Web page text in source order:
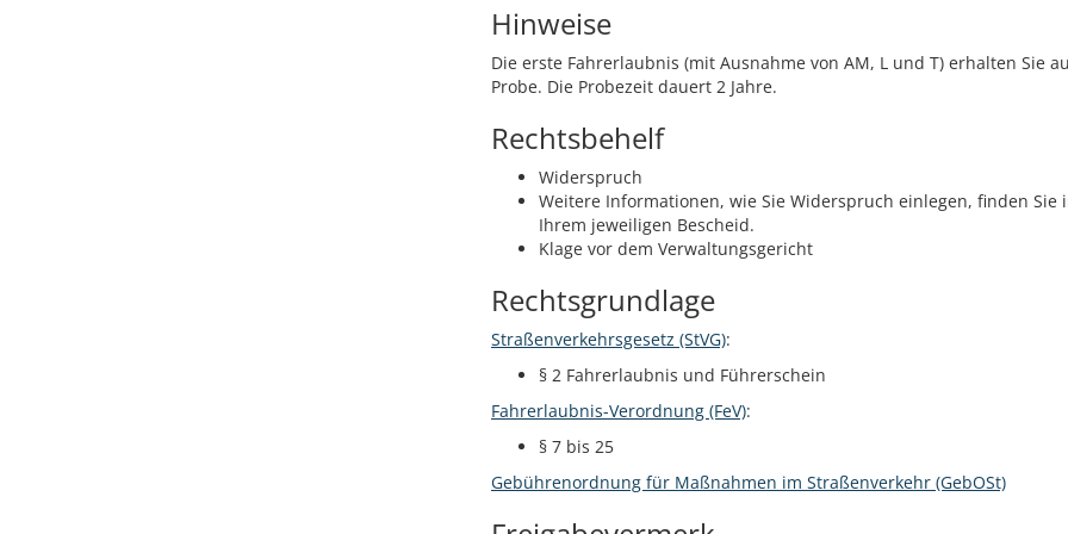
Hinweise
Die erste Fahrerlaubnis (mit Ausnahme von AM, L und T) erhalten Sie
Probe. Die Probezeit dauert 2 Jahre.
Rechtsbehelf
Widerspruch
Weitere Informationen, wie Sie Widerspruch einlegen, finden Sie
Ihrem jeweiligen Bescheid.
Klage vor dem Verwaltungsgericht
Rechtsgrundlage
Straßenverkehrsgesetz (StVG):
§ 2 Fahrerlaubnis und Führerschein
Fahrerlaubnis-Verordnung (FeV):
§ 7 bis 25
Gebührenordnung für Maßnahmen im Straßenverkehr (GebOSt)